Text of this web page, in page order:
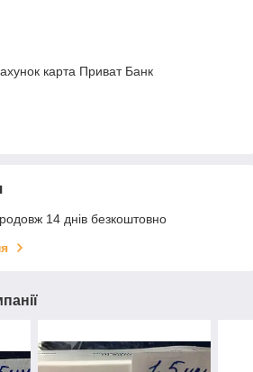
карта Приват Банк
14 днів безкоштовно